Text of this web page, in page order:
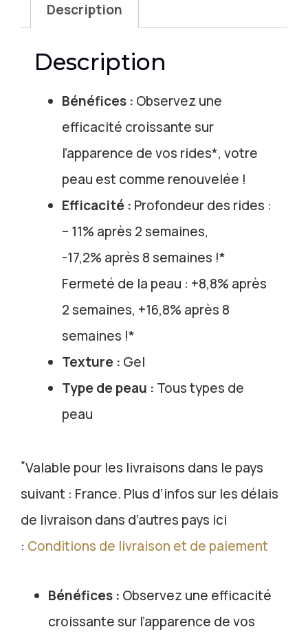
Description
Description
Bénéfices : Observez une
efficacité croissante sur
l’apparence de vos rides*, votre
peau est comme renouvelée !
Efficacité : Profondeur des rides :
– 11% après 2 semaines,
-17,2% après 8 semaines !*
Fermeté de la peau : +8,8% après
2 semaines, +16,8% après 8
semaines !*
Texture : Gel
Type de peau : Tous types de
peau
*Valable pour les livraisons dans le pays
suivant : France. Plus d’infos sur les délais
de livraison dans d’autres pays ici
: Conditions de livraison et de paiement
Bénéfices : Observez une efficacité
croissante sur l’apparence de vos